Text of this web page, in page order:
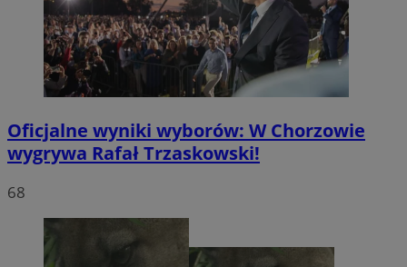
Oficjalne wyniki wyborów: W Chorzowie
wygrywa Rafał Trzaskowski!
68